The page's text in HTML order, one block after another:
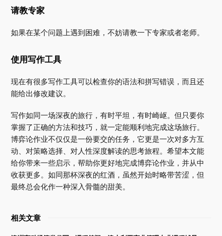
请教专家
如果在某个问题上遇到困难，不妨请教一下专家或者老师。
使用写作工具
现在有很多写作工具可以检查你的语法和拼写错误，而且还
能给出修改建议。
写作如同一场深夜的旅行，有时平坦，有时崎岖。但只要你
掌握了正确的方法和技巧，就一定能顺利地完成这场旅行。
博弈论作业不仅仅是一份要交的任务，它更是一次对多方互
动、对策略选择、对人性深度解读的思考旅程。希望本文能
给你带来一些启示，帮助你更好地完成博弈论作业，并从中
收获更多。如同那杯深夜的红酒，虽然开始时略带苦涩，但
最终总会化作一种深入骨髓的甜美。
相关文章